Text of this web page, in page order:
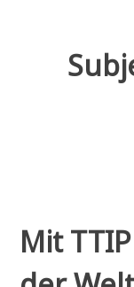
Mit